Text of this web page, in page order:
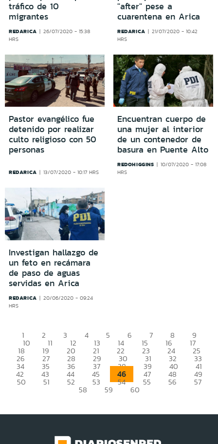
tráfico de 10
migrantes
REDARICA
26/07/2020 - 15:38
HRS
"after" pese a
cuarentena en Arica
REDARICA
21/07/2020 - 10:42
HRS
Pastor evangélico fue
detenido por realizar
culto religioso con 50
personas
REDARICA 13/07/2020 - 10:17 HRS
Encuentran cuerpo de
una mujer al interior
de un contenedor de
basura en Puente Alto
REDOHIGGINS
10/07/2020 - 17:08
HRS
Investigan hallazgo de
un feto en recámara
de paso de aguas
servidas en Arica
REDARICA
20/06/2020 - 09:24
HRS
1 2 3 4 5 6 7 8 9
10 11 12 13 14 15 16 17
18 19 20 21 22 23 24 25
26 27 28 29 30 31 32 33
34 35 36 37 38 39 40 41
42 43 44 45 46 47 48 49
50 51 52 53 54 55 56 57
58 59 60